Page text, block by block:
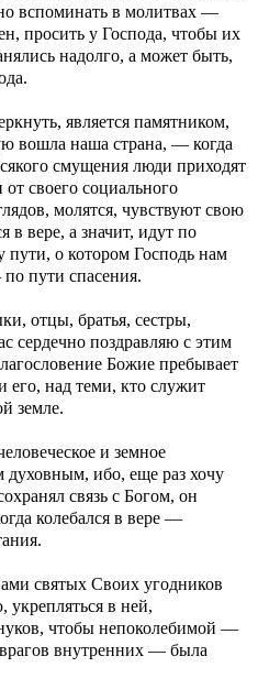
вспоминать в молитвах —
просить у Господа, чтобы их
надолго, а может быть,
является памятником,
вошла наша страна, — когда
смущения люди приходят
своего социального
молятся, чувствуют свою
в вере, а значит, идут по
о котором Господь нам
пути спасения.
отцы, братья, сестры,
сердечно поздравляю с этим
Божие пребывает
его, над теми, кто служит
земле.
и земное
духовным, ибо, еще раз хочу
связь с Богом, он
колебался в вере —
святых Своих угодников
укрепляться в ней,
чтобы непоколебимой —
внутренних — была